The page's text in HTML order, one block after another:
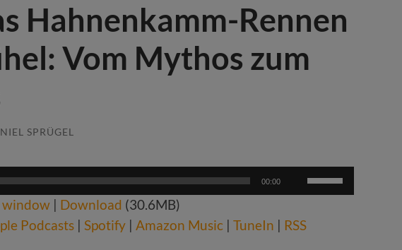
Hahnenkamm-Rennen
Vom Mythos zum
SPRÜGEL
00:00
Hoch/Runter
window | Download (30.6MB)
Podcasts | Spotify | Amazon Music | TuneIn | RSS